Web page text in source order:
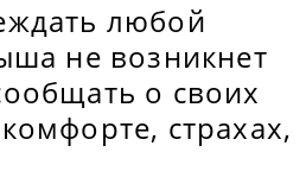
любой
не возникнет
о своих
страхах,